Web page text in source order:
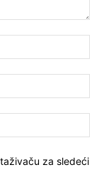
za sledeći